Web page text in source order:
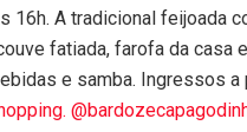
16h. A tradicional feijoada
fatiada, farofa da
e samba. Ingressos a